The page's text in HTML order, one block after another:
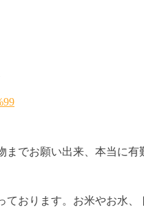
でお願い出来、本当に有
おります。お米やお水